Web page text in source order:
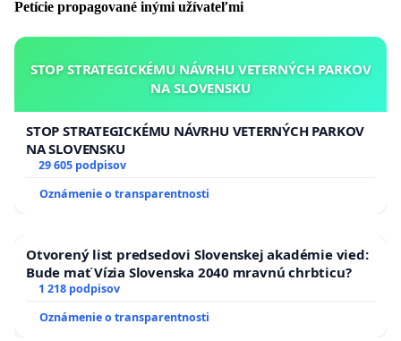
Petície propagované inými užívateľmi
STOP STRATEGICKÉMU NÁVRHU VETERNÝCH PARKOV
NA SLOVENSKU
STOP STRATEGICKÉMU NÁVRHU VETERNÝCH PARKOV
NA SLOVENSKU
29 605 podpisov
Oznámenie o transparentnosti
Otvorený list predsedovi Slovenskej akadémie vied:
Bude mať Vízia Slovenska 2040 mravnú chrbticu?
1 218 podpisov
Oznámenie o transparentnosti